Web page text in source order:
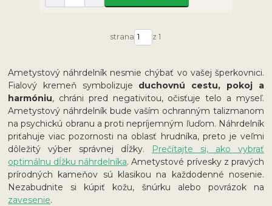
strana z 1
Ametystový náhrdelník nesmie chýbať vo vašej šperkovnici.
Fialový kremeň symbolizuje duchovnú cestu, pokoj a
harmóniu, chráni pred negativitou, očisťuje telo a myseľ.
Ametystový náhrdelník bude vaším ochranným talizmanom
na psychickú obranu a proti nepríjemným ľuďom. Náhrdelník
priťahuje viac pozornosti na oblasť hrudníka, preto je veľmi
dôležitý výber správnej dĺžky.
Prečítajte si, ako vybrať
optimálnu dĺžku náhrdelníka. Ametystové prívesky z pravých
prírodných kameňov sú klasikou na každodenné nosenie.
Nezabudnite si kúpiť kožu, šnúrku alebo povrázok na
zavesenie.